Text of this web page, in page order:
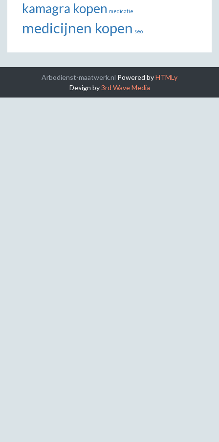
kamagra kopen medicatie
medicijnen kopen seo
Arbodienst-maatwerk.nl Powered byHTMLy
Design by3rd Wave Media